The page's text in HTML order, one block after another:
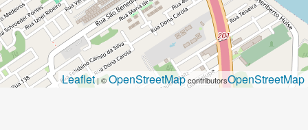
Leaflet| ©OpenStreetMapcontributorsOpenStreetMap